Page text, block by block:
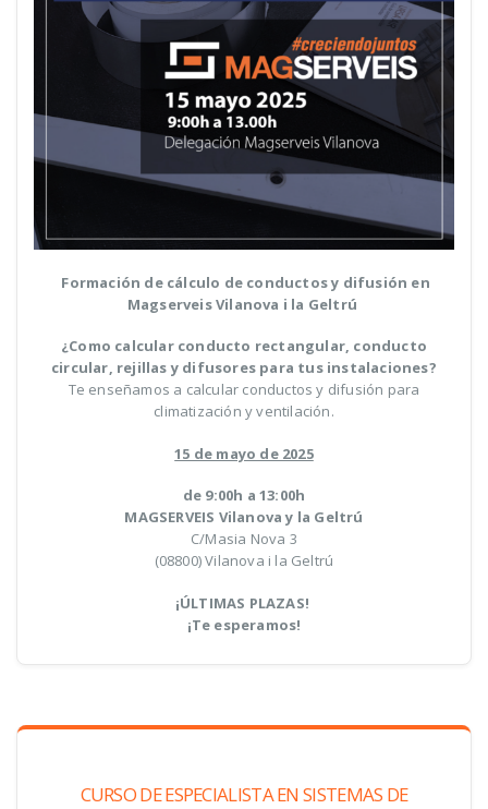
Formación de cálculo de conductos y difusión en
Magserveis Vilanova i la Geltrú
¿Como calcular conducto rectangular, conducto
circular, rejillas y difusores para tus instalaciones?
Te enseñamos a calcular conductos y difusión para
climatización y ventilación.
15 de mayo de 2025
de 9:00h a 13:00h
MAGSERVEIS Vilanova y la Geltrú
C/Masia Nova 3
(08800) Vilanova i la Geltrú
¡ÚLTIMAS PLAZAS!
¡Te esperamos!
CURSO DE ESPECIALISTA EN SISTEMAS DE